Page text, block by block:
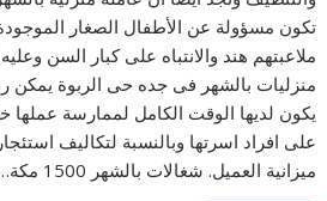
تكون مسؤولة عن الأطفال الصغار
ملاعبتهم هند والانتباه على كبار السن
منزليات بالشهر فى جده حى الربوة يمكن
يكون لديها الوقت الكامل لممارسة عملها
على افراد اسرتها وبالنسبة لتكاليف
ميزانية العميل. شغالات بالشهر 1500 مكة…